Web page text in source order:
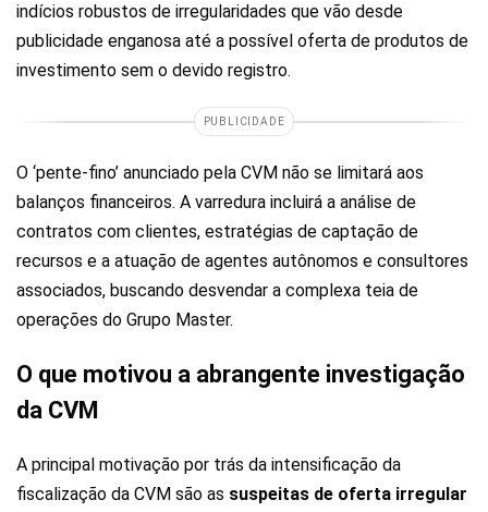
indícios robustos de irregularidades que vão desde
publicidade enganosa até a possível oferta de produtos de
investimento sem o devido registro.
PUBLICIDADE
O ‘pente-fino’ anunciado pela CVM não se limitará aos
balanços financeiros. A varredura incluirá a análise de
contratos com clientes, estratégias de captação de
recursos e a atuação de agentes autônomos e consultores
associados, buscando desvendar a complexa teia de
operações do Grupo Master.
O que motivou a abrangente investigação
da CVM
A principal motivação por trás da intensificação da
fiscalização da CVM são as suspeitas de oferta irregular